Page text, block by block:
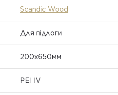
Scandic Wood
Для підлоги
200х650мм
PEI IV